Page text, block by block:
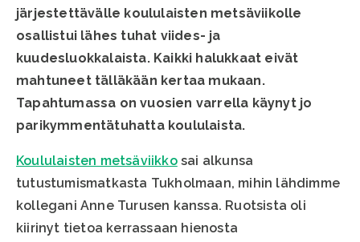
järjestettävälle koululaisten metsäviikolle
osallistui lähes tuhat viides- ja
kuudesluokkalaista. Kaikki halukkaat eivät
mahtuneet tälläkään kertaa mukaan.
Tapahtumassa on vuosien varrella käynyt jo
parikymmentätuhatta koululaista.
Koululaisten metsäviikkosai alkunsa
tutustumismatkasta Tukholmaan, mihin lähdimme
kollegani Anne Turusen kanssa. Ruotsista oli
kiirinyt tietoa kerrassaan hienosta